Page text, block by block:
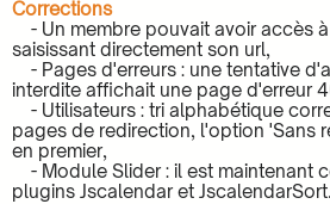
Corrections
- Un membre pouvait avoir accès
saisissant directement son url,
- Pages d'erreurs : une tentative
interdite affichait une page d'erreur
- Utilisateurs : tri alphabétique
pages de redirection, l'option 'Sans
en premier,
- Module Slider : il est maintenant
plugins Jscalendar et JscalendarSort.